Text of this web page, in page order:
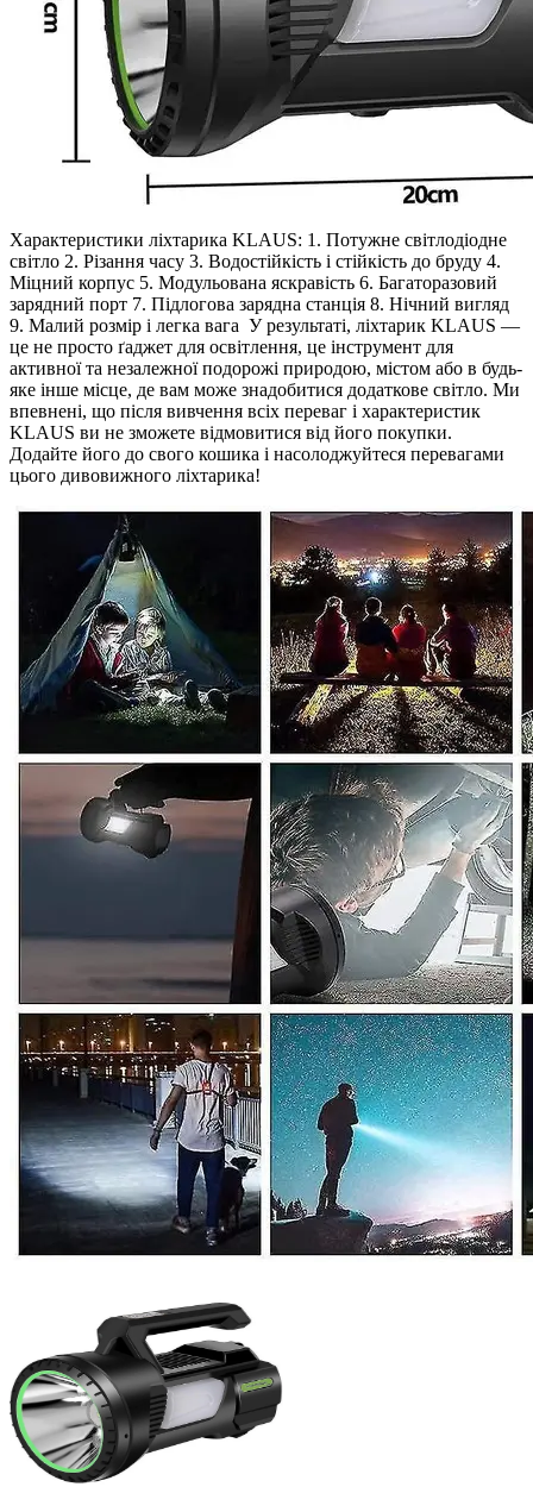
Характеристики ліхтарика KLAUS: 1. Потужне світлодіодне
світло 2. Різання часу 3. Водостійкість і стійкість до бруду 4.
Міцний корпус 5. Модульована яскравість 6. Багаторазовий
зарядний порт 7. Підлогова зарядна станція 8. Нічний вигляд
9. Малий розмір і легка вага У результаті, ліхтарик KLAUS —
це не просто ґаджет для освітлення, це інструмент для
активної та незалежної подорожі природою, містом або в будь-
яке інше місце, де вам може знадобитися додаткове світло. Ми
впевнені, що після вивчення всіх переваг і характеристик
KLAUS ви не зможете відмовитися від його покупки.
Додайте його до свого кошика і насолоджуйтеся перевагами
цього дивовижного ліхтарика!